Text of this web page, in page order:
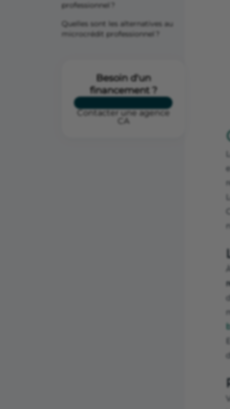
professionnel ?
Quelles sont les alternatives au
microcrédit professionnel ?
Besoin d'un
financement ?
Contacter une agence
CA